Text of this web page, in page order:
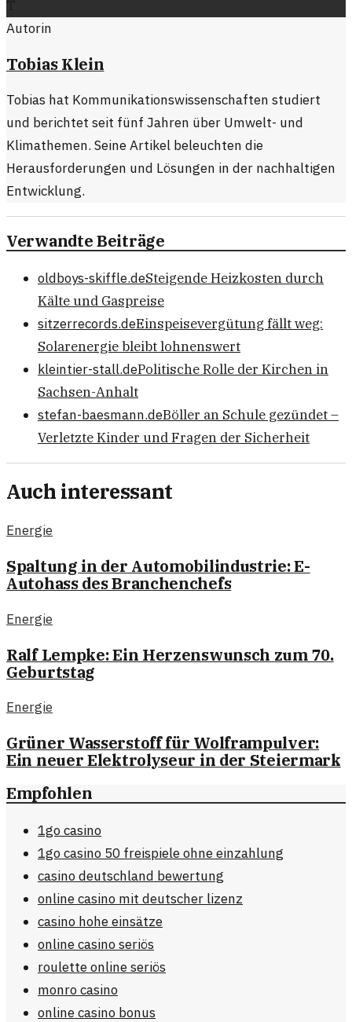
Autorin
Tobias Klein
Tobias hat Kommunikationswissenschaften studiert
und berichtet seit fünf Jahren über Umwelt- und
Klimathemen. Seine Artikel beleuchten die
Herausforderungen und Lösungen in der nachhaltigen
Entwicklung.
Verwandte Beiträge
oldboys-skiffle.deSteigende Heizkosten durch
Kälte und Gaspreise
sitzerrecords.deEinspeisevergütung fällt weg:
Solarenergie bleibt lohnenswert
kleintier-stall.dePolitische Rolle der Kirchen in
Sachsen-Anhalt
stefan-baesmann.deBöller an Schule gezündet –
Verletzte Kinder und Fragen der Sicherheit
Auch interessant
Energie
Spaltung in der Automobilindustrie: E-
Autohass des Branchenchefs
Energie
Ralf Lempke: Ein Herzenswunsch zum 70.
Geburtstag
Energie
Grüner Wasserstoff für Wolframpulver:
Ein neuer Elektrolyseur in der Steiermark
Empfohlen
1go casino
1go casino 50 freispiele ohne einzahlung
casino deutschland bewertung
online casino mit deutscher lizenz
casino hohe einsätze
online casino seriös
roulette online seriös
monro casino
online casino bonus